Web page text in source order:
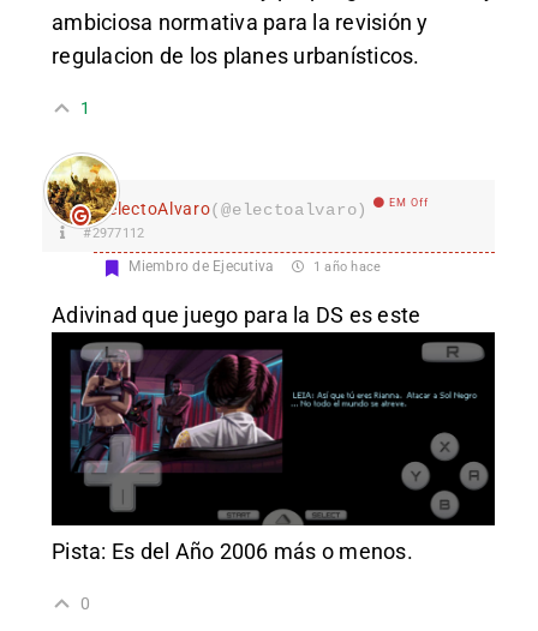
ambiciosa normativa para la revisión y
regulacion de los planes urbanísticos.
1
electoAlvaro(@electoalvaro) EM Off
#2977112
Miembro de Ejecutiva 1 año hace
Adivinad que juego para la DS es este
Pista: Es del Año 2006 más o menos.
0